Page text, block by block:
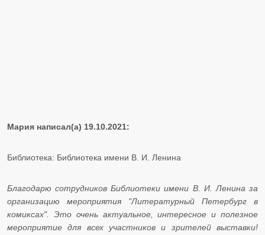
Мария написал(а) 19.10.2021:
Библиотека: Библиотека имени В. И. Ленина
Благодарю сотрудников Библиотеки имени В. И. Ленина за
организацию мероприятия "Литературный Петербург в
комиксах". Это очень актуальное, интересное и полезное
мероприятие для всех участников и зрителей выставки!